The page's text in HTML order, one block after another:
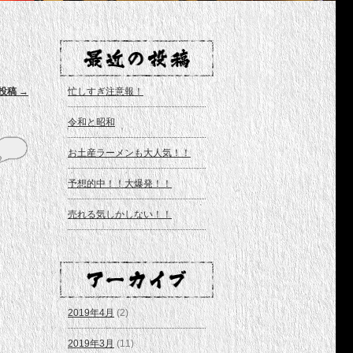
稿 → 忙しすぎ注意報！
令和と昭和
お土産ラーメンも大人気！！
予想的中！！大爆発！！
売れる気しかしない！！
2019年4月(2)
2019年3月 (11)